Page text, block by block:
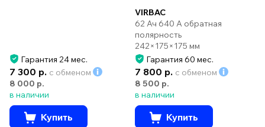
Гарантия 24 мес.
7 300 р. с обменом
8 000 р.
в наличии
Купить
VIRBAC
62 Ач 640 А обратная
полярность
242×175×175 мм
Гарантия 60 мес.
7 800 р. с обменом
8 500 р.
в наличии
Купить